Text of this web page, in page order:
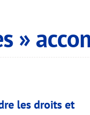
»
les droits et